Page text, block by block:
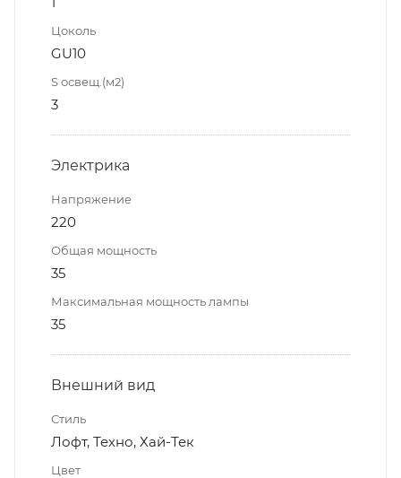
Цоколь
GU10
S освещ.(м2)
3
Электрика
Напряжение
220
Общая мощность
35
Максимальная мощность лампы
35
Внешний вид
Стиль
Лофт, Техно, Хай-Тек
Цвет